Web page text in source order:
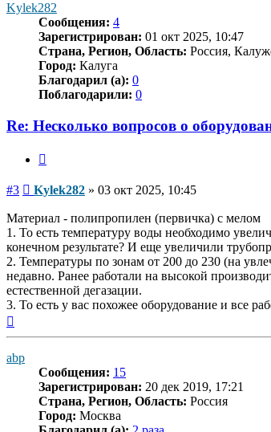
Kylek282
Сообщения: 4
Зарегистрирован: 01 окт 2025, 10:47
Страна, Регион, Область: Россия,
Город: Калуга
Благодарил (а): 0
Поблагодарили: 0
Re: Несколько вопросов о
#3 Сообщение
Kylek282 » 03 окт 2025, 10:45
Материал - полипропилен (первичка) с мелом
1. То есть температуру воды необходимо
конечном результате? И еще увеличили
2. Температуры по зонам от 200 до 230 (на
недавно. Ранее работали на высокой
естественной дегазации.
3. То есть у вас похожее оборудование и все
abp
Сообщения: 15
Зарегистрирован: 20 дек 2019, 17:21
Страна, Регион, Область: Россия
Город: Москва